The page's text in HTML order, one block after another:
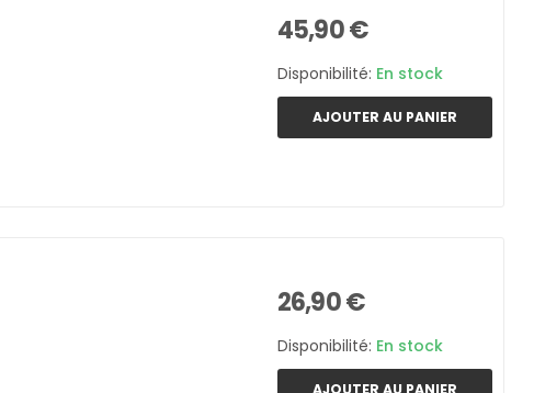
45,90 €
Disponibilité: En stock
AJOUTER AU PANIER
26,90 €
Disponibilité: En stock